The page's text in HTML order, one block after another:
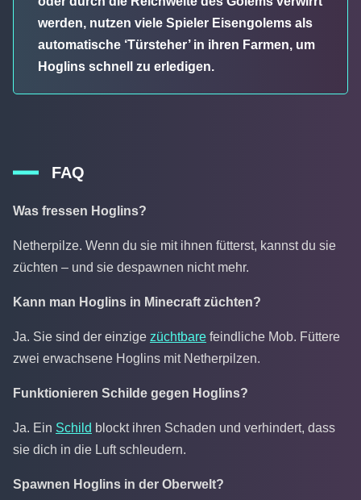
werden, nutzen viele Spieler Eisengolems als
automatische ‘Türsteher’ in ihren Farmen, um
Hoglins schnell zu erledigen.
FAQ
Was fressen Hoglins?
Netherpilze. Wenn du sie mit ihnen fütterst, kannst du sie
züchten – und sie despawnen nicht mehr.
Kann man Hoglins in Minecraft züchten?
Ja. Sie sind der einzige züchtbare feindliche Mob. Füttere
zwei erwachsene Hoglins mit Netherpilzen.
Funktionieren Schilde gegen Hoglins?
Ja. Ein Schild blockt ihren Schaden und verhindert, dass
sie dich in die Luft schleudern.
Spawnen Hoglins in der Oberwelt?